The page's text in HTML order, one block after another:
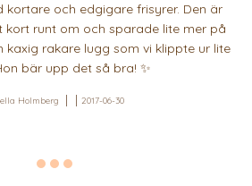
kortare och edgigare frisyrer. Den är
kort runt om och sparade lite mer på
kaxig rakare lugg som vi klippte ur lite
bär upp det så bra! ✨
Holmberg 2017-06-30